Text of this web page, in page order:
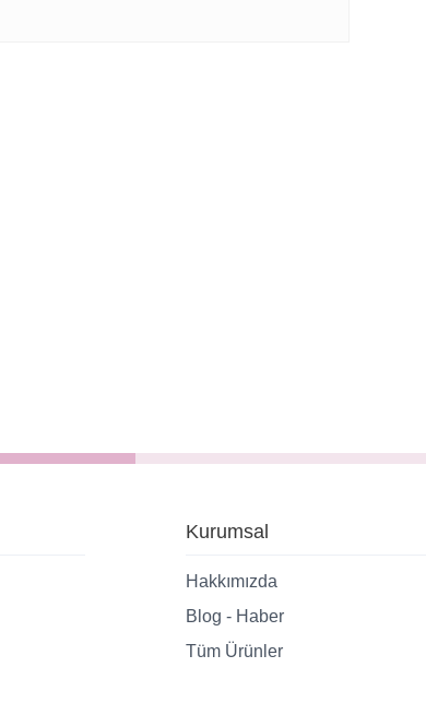
Kurumsal
Hakkımızda
Blog - Haber
Tüm Ürünler